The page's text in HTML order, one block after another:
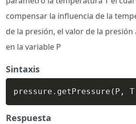
compensar la influencia de la
de la presión, el valor de la
en la variable P
Sintaxis
pressure.getPressure ( P, T
Respuesta